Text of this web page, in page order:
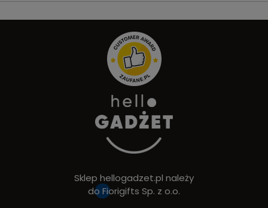
Sklep hellogadzet.pl należy
do Fiorigifts Sp. z o.o.